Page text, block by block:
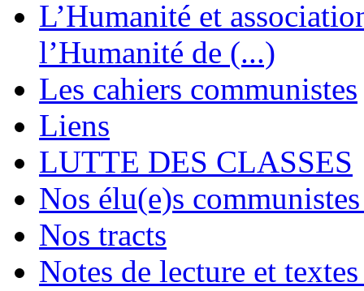
L’Humanité et
l’Humanité de (...)
Les cahiers communistes
Liens
LUTTE DES CLASSES
Nos élu(e)s
Nos tracts
Notes de lecture et